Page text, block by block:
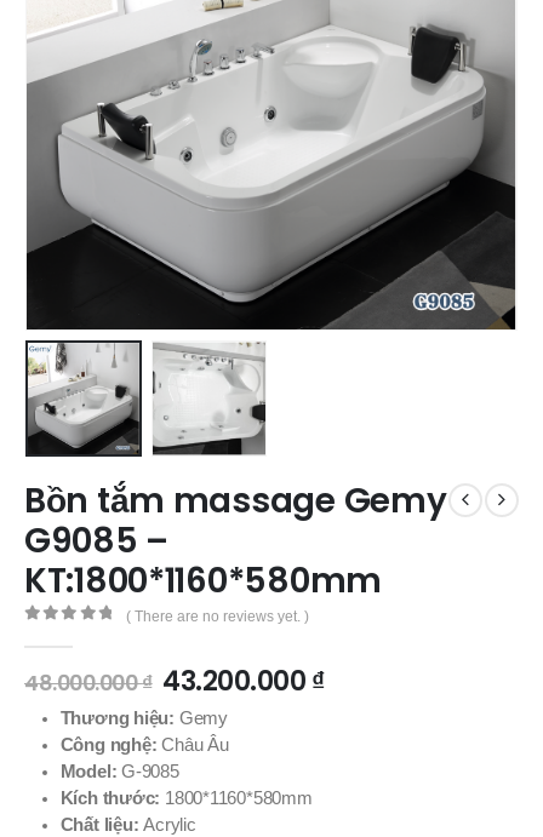
Bồn tắm massage Gemy
G9085 –
KT:1800*1160*580mm
( There are no reviews yet. )
48.000.000₫ 43.200.000₫
Thương hiệu: Gemy
Công nghệ:Châu Âu
Model:G-9085
Kích thước: 1800*1160*580mm
Chất liệu: Acrylic